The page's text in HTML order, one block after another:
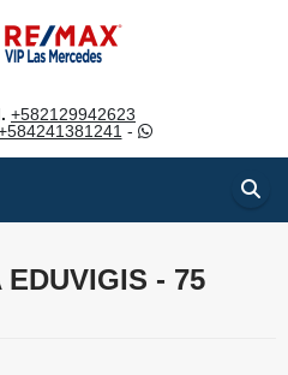
+582129942623
-
- 75